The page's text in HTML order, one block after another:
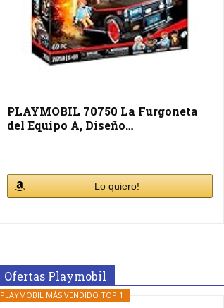
PLAYMOBIL 70750 La Furgoneta
del Equipo A, Diseño…
Lo quiero!
Ofertas Playmobil
PLAYMOBIL MÁS VENDIDO TOP 1